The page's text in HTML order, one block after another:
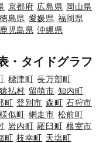
京都府 広島県 岡山県
徳島県 愛媛県 福岡県
鹿児島県 沖縄県
・タイドグラフ
標津町 長万部町
猿払村 留萌市 知内町
町 登別市 森町 石狩市
様似町 網走市 松前町
岩内町 羅臼町 根室市
町 枝幸町 天塩町